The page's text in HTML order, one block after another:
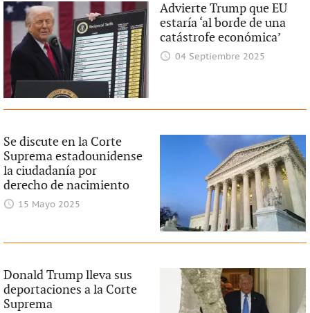
Advierte Trump que EU
estaría ‘al borde de una
catástrofe económica’
04 Septiembre 2025
Se discute en la Corte
Suprema estadounidense
la ciudadanía por
derecho de nacimiento
15 Mayo 2025
Donald Trump lleva sus
deportaciones a la Corte
Suprema